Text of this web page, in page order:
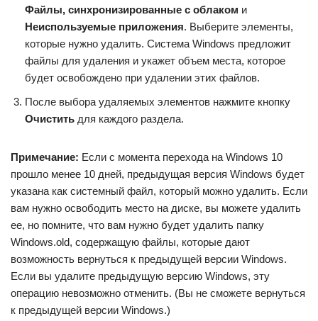
Файлы, синхронизированные с облаком и
Неиспользуемые приложения. Выберите элементы,
которые нужно удалить. Система Windows предложит
файлы для удаления и укажет объем места, которое
будет освобождено при удалении этих файлов.
После выбора удаляемых элементов нажмите кнопку
Очистить для каждого раздела.
Примечание: Если с момента перехода на Windows 10
прошло менее 10 дней, предыдущая версия Windows будет
указана как системный файл, который можно удалить. Если
вам нужно освободить место на диске, вы можете удалить
ее, но помните, что вам нужно будет удалить папку
Windows.old, содержащую файлы, которые дают
возможность вернуться к предыдущей версии Windows.
Если вы удалите предыдущую версию Windows, эту
операцию невозможно отменить. (Вы не сможете вернуться
к предыдущей версии Windows.)